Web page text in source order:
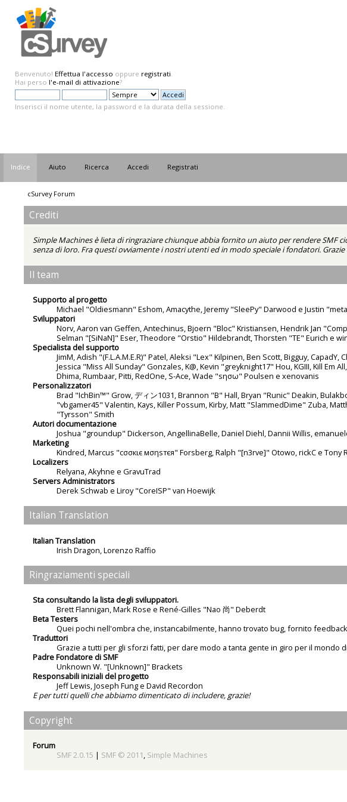
Benvenuto! Effettua l'accesso oppure registrati.
Hai perso l'e-mail di attivazione?
Inserisci il nome utente, la password e la durata della sessione.
Indice Aiuto Ricerca Accedi Registrati
cSurvey Forum
Crediti
Simple Machines è lieta di ringraziare chiunque abbia fornito un aiuto per rendere SMF
senza di loro. Fra questi ovviamente i nostri utenti ed in modo speciale i fondatori.
Il team
Supporto al progetto
Michael "Oldiesmann" Eshom, Amacythe, Jeremy "SleePy" Darwood e Justin
Sviluppatori
Norv, Aaron van Geffen, Antechinus, Bjoern "Bloc" Kristiansen, Hendrik Jan
Selman "[SiNaN]" Eser, Theodore "Orstio" Hildebrandt, Thorsten "TE" Eurich e
Specialista del supporto
JimM, Adish "(F.L.A.M.E.R)" Patel, Aleksi "Lex" Kilpinen, Ben Scott, Bigguy,
Jessica "Miss All Sunday" Gonzales, K@, Kevin "greyknight17" Hou, KGIII, Kill Em
Dhima, Rumbaar, Pitti, RedOne, S-Ace, Wade "sησω" Poulsen e xenovanis
Personalizzatori
Brad "IchBin™" Grow, ディン1031, Brannon "B" Hall, Bryan "Runic" Deakin,
"vbgamer45" Valentin, Kays, Killer Possum, Kirby, Matt "SlammedDime" Zuba,
"Tyrsson" Smith
Autori documentazione
Joshua "groundup" Dickerson, AngellinaBelle, Daniel Diehl, Dannii Willis,
Marketing
Kindred, Marcus "cσσкιє мσηѕтєя" Forsberg, Ralph "[n3rve]" Otowo, rickC e Tony
Localizers
Relyana, Akyhne e GravuTrad
Servers Administrators
Derek Schwab e Liroy "CoreISP" van Hoewijk
Italian Translation
Italian Translation
Irish Dragon,Lorenzo Raffio
Ringraziamenti speciali
Sta consultando la lista degli sviluppatori.
Brett Flannigan, Mark Rose e René-Gilles "Nao 尚" Deberdt
Beta Testers
Quei pochi nell'ombra che, instancabilmente, hanno trovato bug, fornito
Traduttori
Grazie a tutti per gli sforzi fatti, per dare modo a tanta gente in giro per il mondo
Padre Fondatore di SMF
Unknown W. "[Unknown]" Brackets
Responsabili iniziali del progetto
Jeff Lewis, Joseph Fung e David Recordon
E per tutti quelli che abbiamo dimenticato di includere, grazie!
Copyright
Forum
SMF 2.0.15 | SMF © 2011, Simple Machines